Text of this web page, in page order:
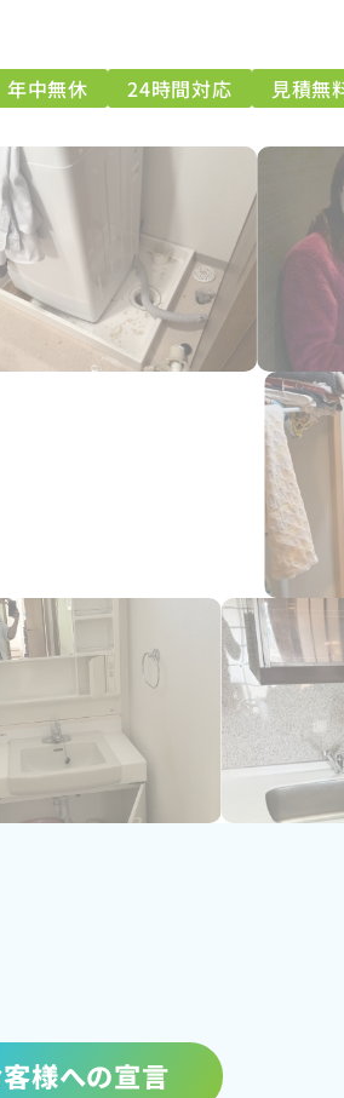
年中無休 24時間対応 見積無
様への宣言